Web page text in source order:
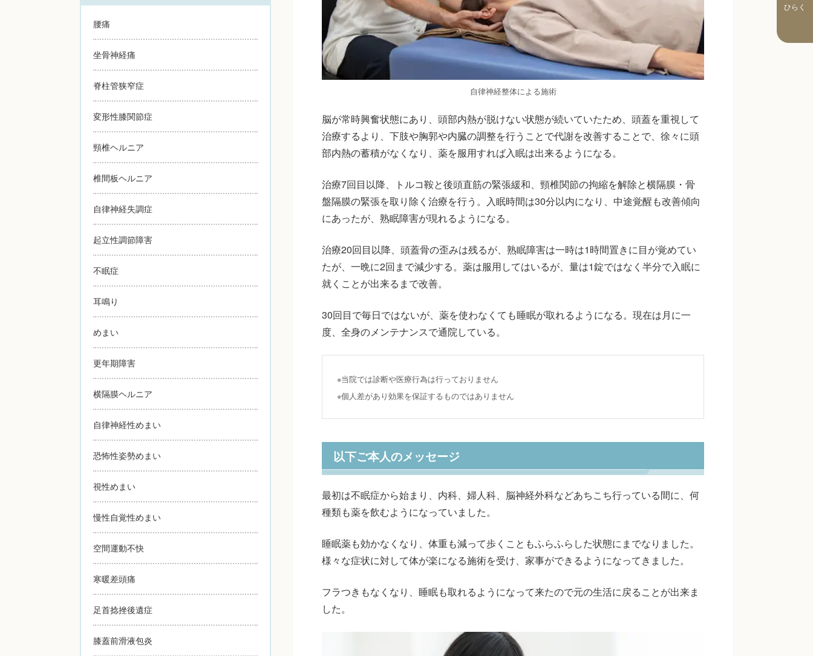
自律神経整体による施術
脳が常時興奮状態にあり、頭部内熱が脱けない状態が続いていたため、頭蓋を重視して
治療するより、下肢や胸郭や内臓の調整を行うことで代謝を改善することで、徐々に頭
部内熱の蓄積がなくなり、薬を服用すれば入眠は出来るようになる。
治療7回目以降、トルコ鞍と後頭直筋の緊張緩和、頸椎関節の拘縮を解除と横隔膜・骨
盤隔膜の緊張を取り除く治療を行う。入眠時間は30分以内になり、中途覚醒も改善傾向
にあったが、熟眠障害が現れるようになる。
治療20回目以降、頭蓋骨の歪みは残るが、熟眠障害は一時は1時間置きに目が覚めてい
たが、一晩に2回まで減少する。薬は服用してはいるが、量は1錠ではなく半分で入眠に
就くことが出来るまで改善。
30回目で毎日ではないが、薬を使わなくても睡眠が取れるようになる。現在は月に一
度、全身のメンテナンスで通院している。
※当院では診断や医療行為は行っておりません
※個人差があり効果を保証するものではありません
以下ご本人のメッセージ
最初は不眠症から始まり、内科、婦人科、脳神経外科などあちこち行っている間に、何
種類も薬を飲むようになっていました。
睡眠薬も効かなくなり、体重も減って歩くこともふらふらした状態にまでなりました。
様々な症状に対して体が楽になる施術を受け、家事ができるようになってきました。
フラつきもなくなり、睡眠も取れるようになって来たので元の生活に戻ることが出来ま
した。
腰痛
坐骨神経痛
脊柱管狭窄症
変形性膝関節症
頸椎ヘルニア
椎間板ヘルニア
自律神経失調症
起立性調節障害
不眠症
耳鳴り
めまい
更年期障害
横隔膜ヘルニア
自律神経性めまい
恐怖性姿勢めまい
視性めまい
慢性自覚性めまい
空間運動不快
寒暖差頭痛
足首捻挫後遺症
膝蓋前滑液包炎